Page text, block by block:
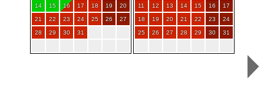
14 15 16 17 18 19 20
21 22 23 24 25 26 27
28 29 30 31
11 12 13 14 15 16 17
18 19 20 21 22 23 24
25 26 27 28 29 30 31